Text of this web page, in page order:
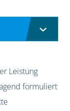
Leistung
formuliert